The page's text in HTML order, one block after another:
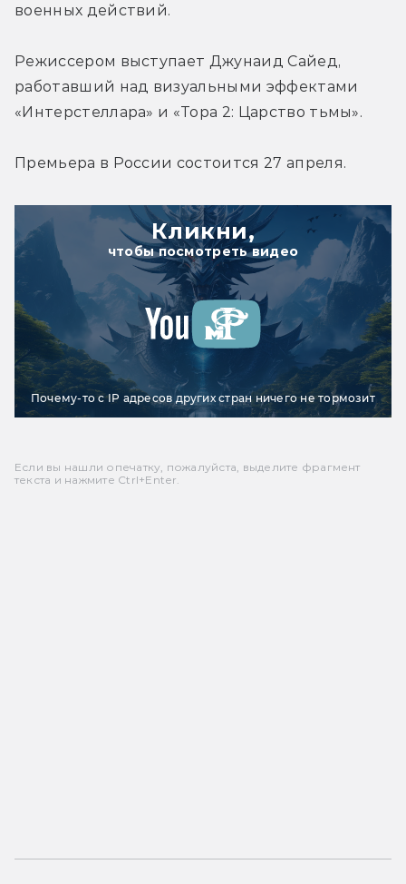
военных действий.
Режиссером выступает Джунаид Сайед,
работавший над визуальными эффектами
«Интерстеллара» и «Тора 2: Царство тьмы».
Премьера в России состоится 27 апреля.
Кликни,
чтобы посмотреть видео
Почему-то с IP адресов других стран ничего не тормозит
Если вы нашли опечатку, пожалуйста, выделите фрагмент
текста и нажмите Ctrl+Enter.